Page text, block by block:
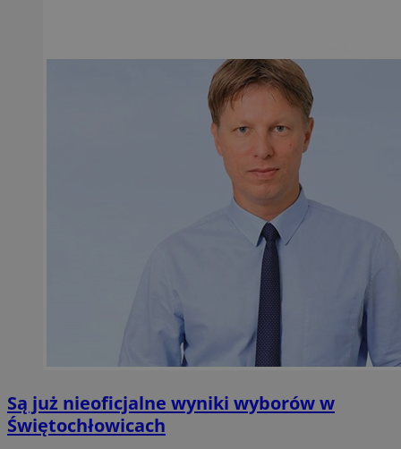
Są już nieoficjalne wyniki wyborów w
Świętochłowicach